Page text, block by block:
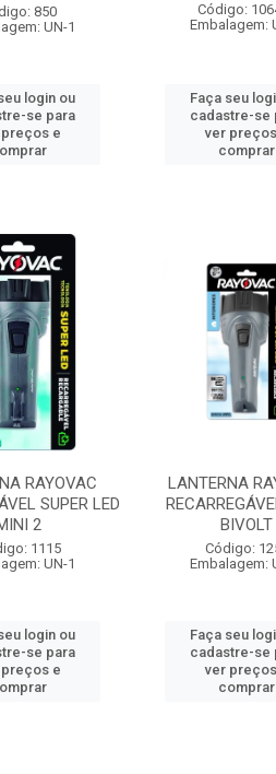
850
UN-1
login ou
se para
e
Código:
Embalagem:
Faça seu
cadastre-se
ver
comprar
RAYOVAC
SUPER LED
2
1115
UN-1
login ou
se para
e
LANTERNA
BIVOLT
Código:
Embalagem:
Faça seu
cadastre-se
ver
comprar